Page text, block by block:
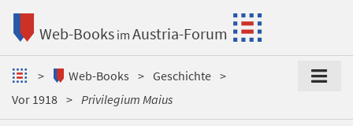
Web-Books im Austria-Forum
Web-Books
Geschichte
Vor 1918
Privilegium Maius